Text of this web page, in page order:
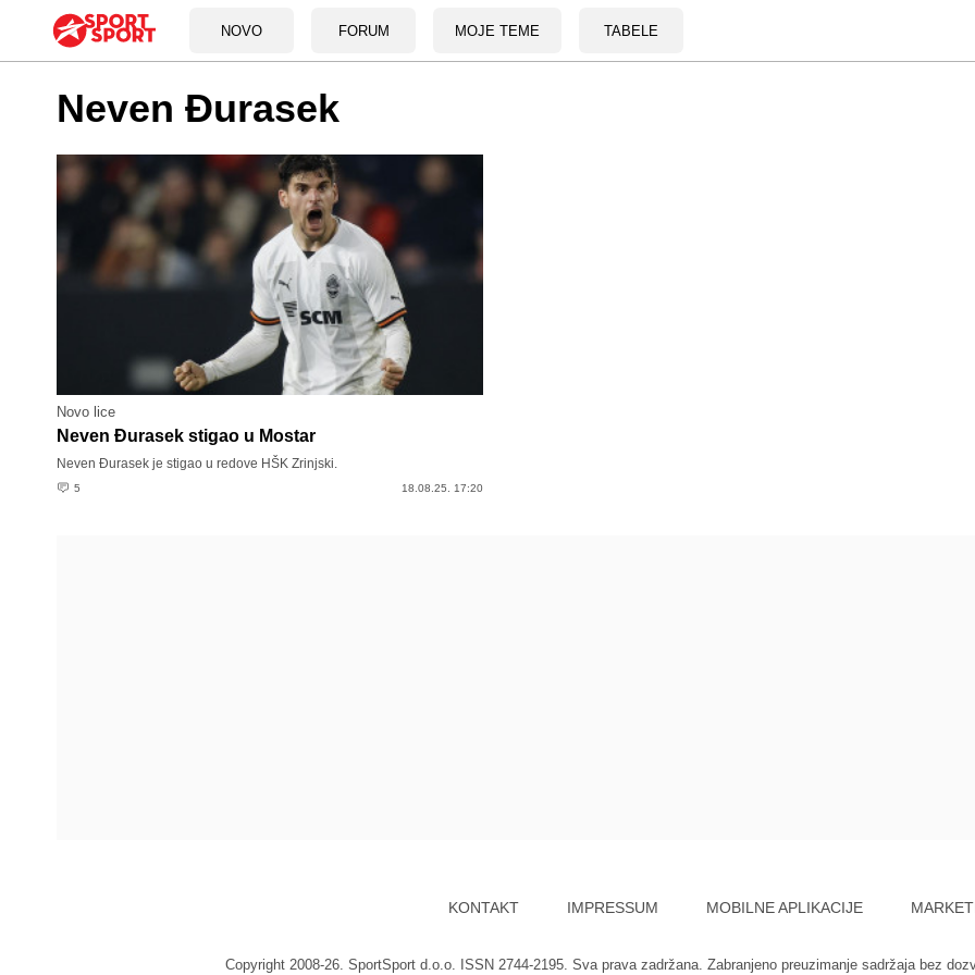
NOVO FORUM MOJE TEME TABELE
Neven Đurasek
Novo lice
Neven Đurasek stigao u Mostar
Neven Đurasek je stigao u redove HŠK Zrinjski.
5 18.08.25. 17:20
KONTAKT IMPRESSUM MOBILNE APLIKACIJE
Copyright 2008-26. SportSport d.o.o. ISSN 2744-2195. Sva prava zadržana. Zabranjeno preuzimanje sadržaja bez